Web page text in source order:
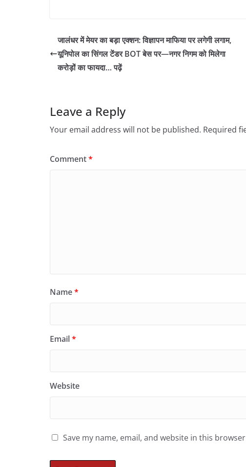
जालंधर में मेयर का बड़ा एक्शन: विज्ञापन माफिया पर लगेगी लगाम,
यूनिपोल का सिंगल टेंडर BOT बेस पर—नगर निगम को मिलेगा
करोड़ों का फायदा… पढ़ें
Leave a Reply
Your email address will not be published. Required
Comment*
Name*
Email*
Website
Save my name, email, and website in this